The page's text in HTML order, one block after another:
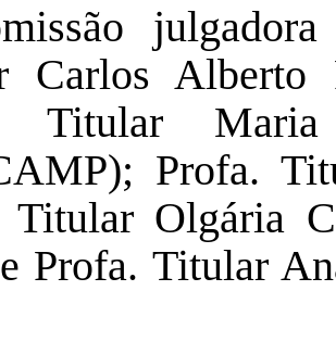
Carlos Alberto
Titular
Profa.
Titular Olgária
Profa. Titular